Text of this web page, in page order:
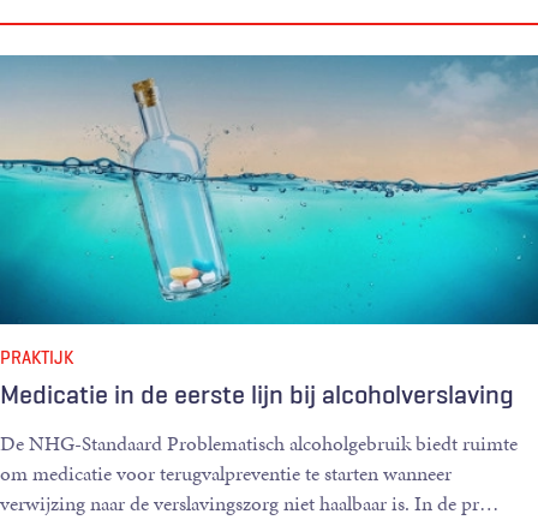
Medicatie in de eerste lijn bij alcoholverslaving
PRAKTIJK
De NHG-Standaard Problematisch alcoholgebruik biedt ruimte
om medicatie voor terugvalpreventie te starten wanneer
verwijzing naar de verslavingszorg niet haalbaar is. In de pr…